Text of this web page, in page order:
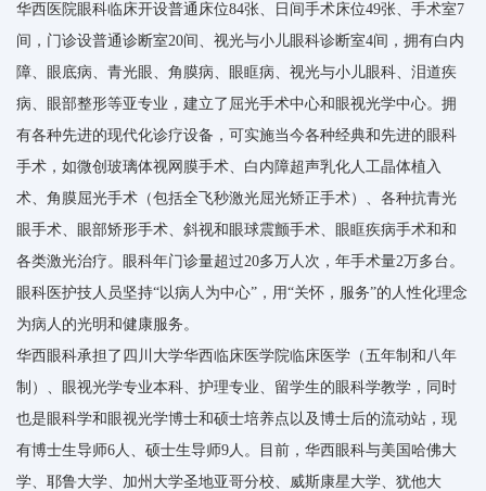
华西医院眼科临床开设普通床位84张、日间手术床位49张、手术室7
间，门诊设普通诊断室20间、视光与小儿眼科诊断室4间，拥有白内
障、眼底病、青光眼、角膜病、眼眶病、视光与小儿眼科、泪道疾
病、眼部整形等亚专业，建立了屈光手术中心和眼视光学中心。拥
有各种先进的现代化诊疗设备，可实施当今各种经典和先进的眼科
手术，如微创玻璃体视网膜手术、白内障超声乳化人工晶体植入
术、角膜屈光手术（包括全飞秒激光屈光矫正手术）、各种抗青光
眼手术、眼部矫形手术、斜视和眼球震颤手术、眼眶疾病手术和和
各类激光治疗。眼科年门诊量超过20多万人次，年手术量2万多台。
眼科医护技人员坚持“以病人为中心”，用“关怀，服务”的人性化理念
为病人的光明和健康服务。
华西眼科承担了四川大学华西临床医学院临床医学（五年制和八年
制）、眼视光学专业本科、护理专业、留学生的眼科学教学，同时
也是眼科学和眼视光学博士和硕士培养点以及博士后的流动站，现
有博士生导师6人、硕士生导师9人。目前，华西眼科与美国哈佛大
学、耶鲁大学、加州大学圣地亚哥分校、威斯康星大学、犹他大